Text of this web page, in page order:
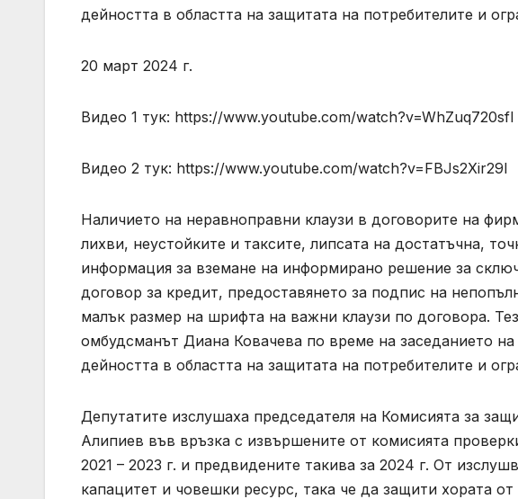
дейността в областта на защитата на потребителите и
20 март 2024 г.
Видео 1 тук: https://www.youtube.com/watch?v=WhZuq720sfI
Видео 2 тук: https://www.youtube.com/watch?v=FBJs2Xir29I
Наличието на неравноправни клаузи в договорите на
лихви, неустойките и таксите, липсата на достатъчна,
информация за вземане на информирано решение за
договор за кредит, предоставянето за подпис на
малък размер на шрифта на важни клаузи по договора.
омбудсманът Диана Ковачева по време на заседанието
дейността в областта на защитата на потребителите и
Депутатите изслушаха председателя на Комисията за
Алипиев във връзка с извършените от комисията
2021 – 2023 г. и предвидените такива за 2024 г. От
капацитет и човешки ресурс, така че да защити хората